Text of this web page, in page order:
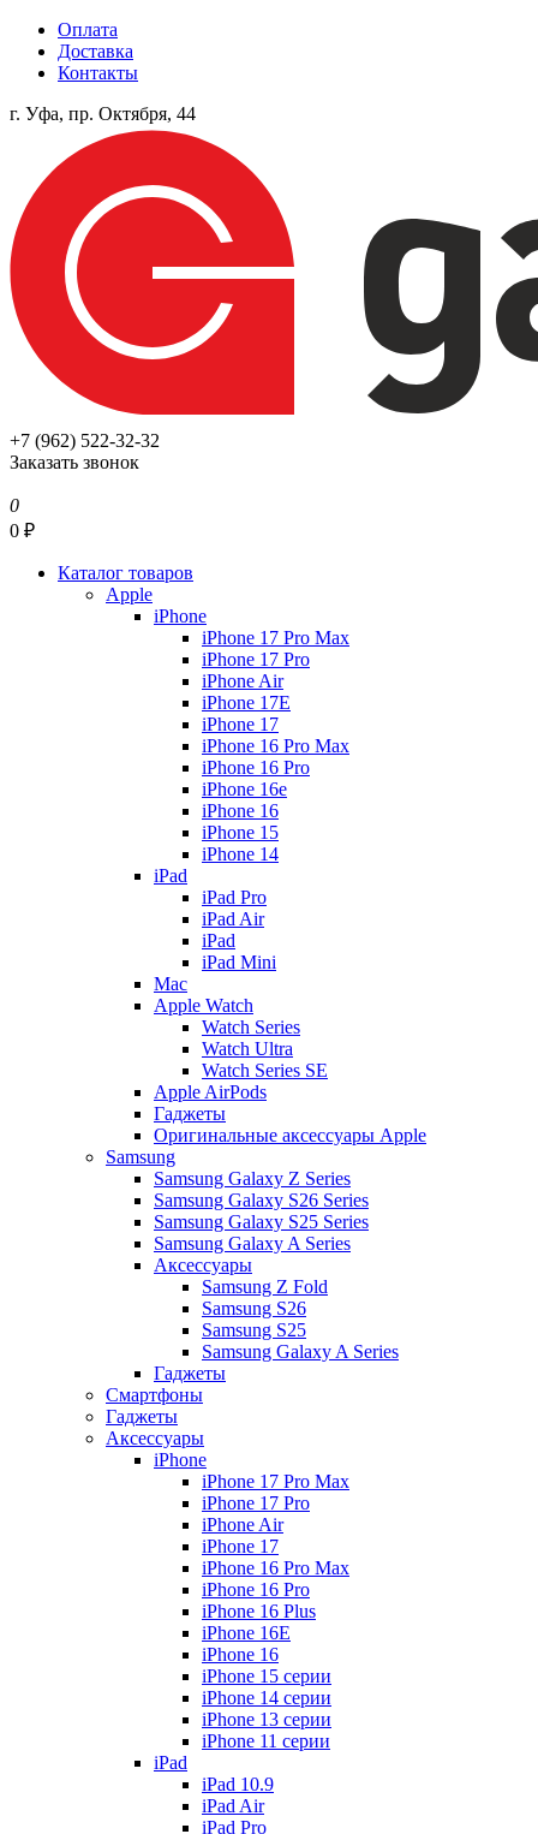
Оплата
Доставка
Контакты
г. Уфа, пр. Октября, 44
+7 (962) 522-32-32
Заказать звонок
0
0 ₽
Каталог товаров
Apple
iPhone
iPhone 17 Pro Max
iPhone 17 Pro
iPhone Air
iPhone 17E
iPhone 17
iPhone 16 Pro Max
iPhone 16 Pro
iPhone 16e
iPhone 16
iPhone 15
iPhone 14
iPad
iPad Pro
iPad Air
iPad
iPad Mini
Mac
Apple Watch
Watch Series
Watch Ultra
Watch Series SE
Apple AirPods
Гаджеты
Оригинальные аксессуары Apple
Samsung
Samsung Galaxy Z Series
Samsung Galaxy S26 Series
Samsung Galaxy S25 Series
Samsung Galaxy A Series
Аксессуары
Samsung Z Fold
Samsung S26
Samsung S25
Samsung Galaxy A Series
Гаджеты
Смартфоны
Гаджеты
Аксессуары
iPhone
iPhone 17 Pro Max
iPhone 17 Pro
iPhone Air
iPhone 17
iPhone 16 Pro Max
iPhone 16 Pro
iPhone 16 Plus
iPhone 16E
iPhone 16
iPhone 15 серии
iPhone 14 серии
iPhone 13 серии
iPhone 11 серии
iPad
iPad 10.9
iPad Air
iPad Pro